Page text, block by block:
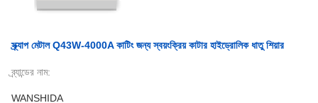
স্ক্র্যাপ মেটাল Q43W-4000A কাটিং জন্য স্বয়ংক্রিয় কাটার হাইড্রোলিক ধাতু শিয়ার
ব্র্যান্ডের নাম:
WANSHIDA